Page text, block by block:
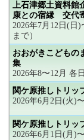
上石津郷土資料館
康との宿縁 交代
2026年7月12日(日
まで）
おおがきこどもの
集
2026年8〜12月 各日
関ケ原推しトリッ
2026年6月2日(火)
関ケ原推しトリッ
2026年6月1日(月)